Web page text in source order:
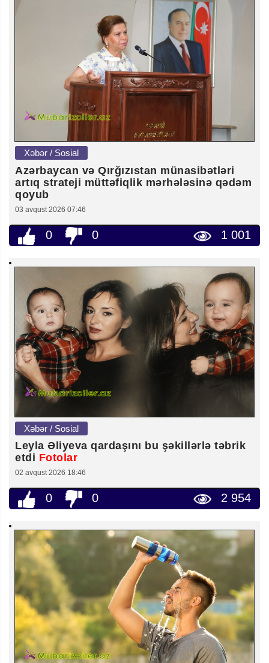
Xəbər / Sosial
Azərbaycan və Qırğızıstan münasibətləri
artıq strateji müttəfiqlik mərhələsinə qədəm
qoyub
03 avqust 2026 07:46
0 0 1 001
Xəbər / Sosial
Leyla Əliyeva qardaşını bu şəkillərlə təbrik
etdi Fotolar
02 avqust 2026 18:46
0 0 2 954